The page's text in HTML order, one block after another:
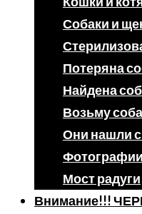
Собаки и
Потеряна
Найдена
Возьму
Они нашли
Мост радуги
Внимание!!!